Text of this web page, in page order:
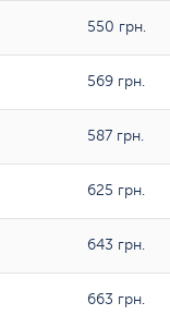
550 грн.
569 грн.
587 грн.
625 грн.
643 грн.
663 грн.